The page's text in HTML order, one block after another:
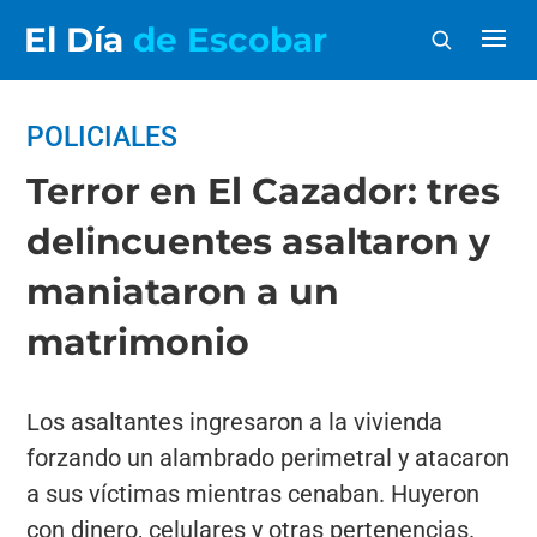
El Día de Escobar
POLICIALES
Terror en El Cazador: tres
delincuentes asaltaron y
maniataron a un
matrimonio
Los asaltantes ingresaron a la vivienda
forzando un alambrado perimetral y atacaron
a sus víctimas mientras cenaban. Huyeron
con dinero, celulares y otras pertenencias.